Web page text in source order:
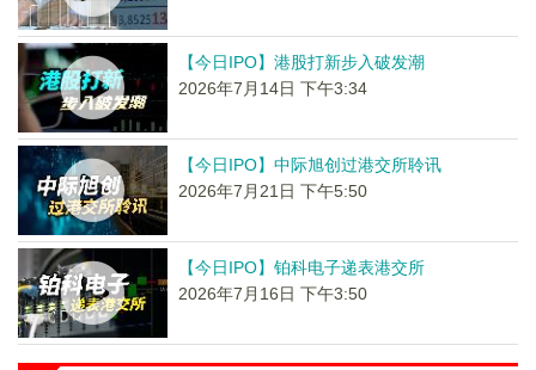
【今日IPO】港股打新步入破发潮
2026年7月14日 下午3:34
【今日IPO】中际旭创过港交所聆讯
2026年7月21日 下午5:50
【今日IPO】铂科电子递表港交所
2026年7月16日 下午3:50